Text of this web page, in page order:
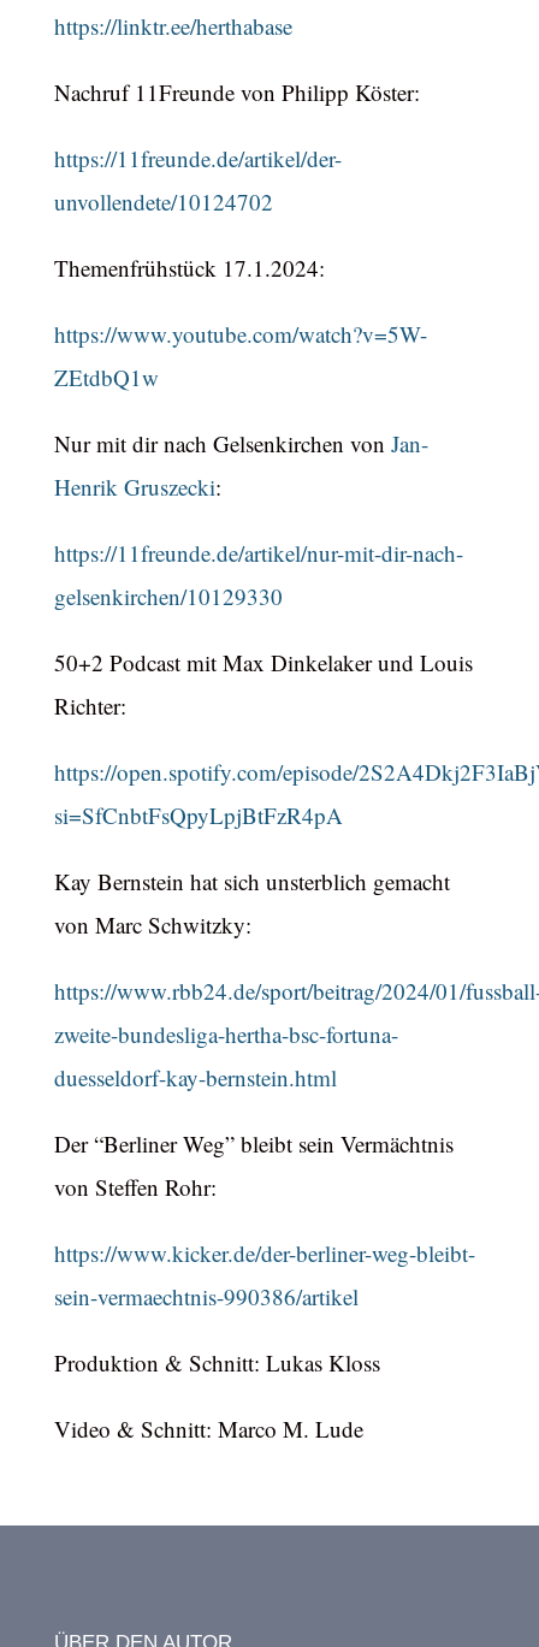
https://linktr.ee/herthabase
Nachruf 11Freunde von Philipp Köster:
https://11freunde.de/artikel/der-
unvollendete/10124702
Themenfrühstück 17.1.2024:
https://www.youtube.com/watch?v=5W-
ZEtdbQ1w
Nur mit dir nach Gelsenkirchen von Jan-
Henrik Gruszecki:
https://11freunde.de/artikel/nur-mit-dir-nach-
gelsenkirchen/10129330
50+2 Podcast mit Max Dinkelaker und Louis
Richter:
https://open.spotify.com/episode/
si=SfCnbtFsQpyLpjBtFzR4pA
Kay Bernstein hat sich unsterblich gemacht
von Marc Schwitzky:
https://www.rbb24.de/sport/beitrag/2024/01/
zweite-bundesliga-hertha-bsc-fortuna-
duesseldorf-kay-bernstein.html
Der “Berliner Weg” bleibt sein Vermächtnis
von Steffen Rohr:
https://www.kicker.de/der-berliner-weg-bleibt-
sein-vermaechtnis-990386/artikel
Produktion & Schnitt: Lukas Kloss
Video & Schnitt: Marco M. Lude